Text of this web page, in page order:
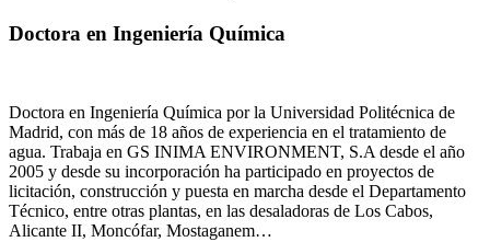
Doctora en Ingeniería Química
Doctora en Ingeniería Química por la Universidad Politécnica de
Madrid, con más de 18 años de experiencia en el tratamiento de
agua. Trabaja en GS INIMA ENVIRONMENT, S.A desde el año
2005 y desde su incorporación ha participado en proyectos de
licitación, construcción y puesta en marcha desde el Departamento
Técnico, entre otras plantas, en las desaladoras de Los Cabos,
Alicante II, Moncófar, Mostaganem…